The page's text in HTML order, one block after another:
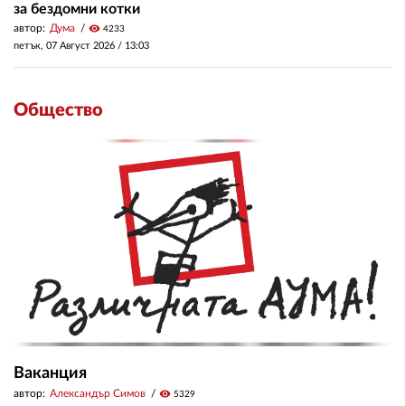
за бездомни котки
автор: Дума visibility 4233
петък, 07 Август 2026 / 13:03
Общество
Ваканция
автор: Александър Симов visibility 5329